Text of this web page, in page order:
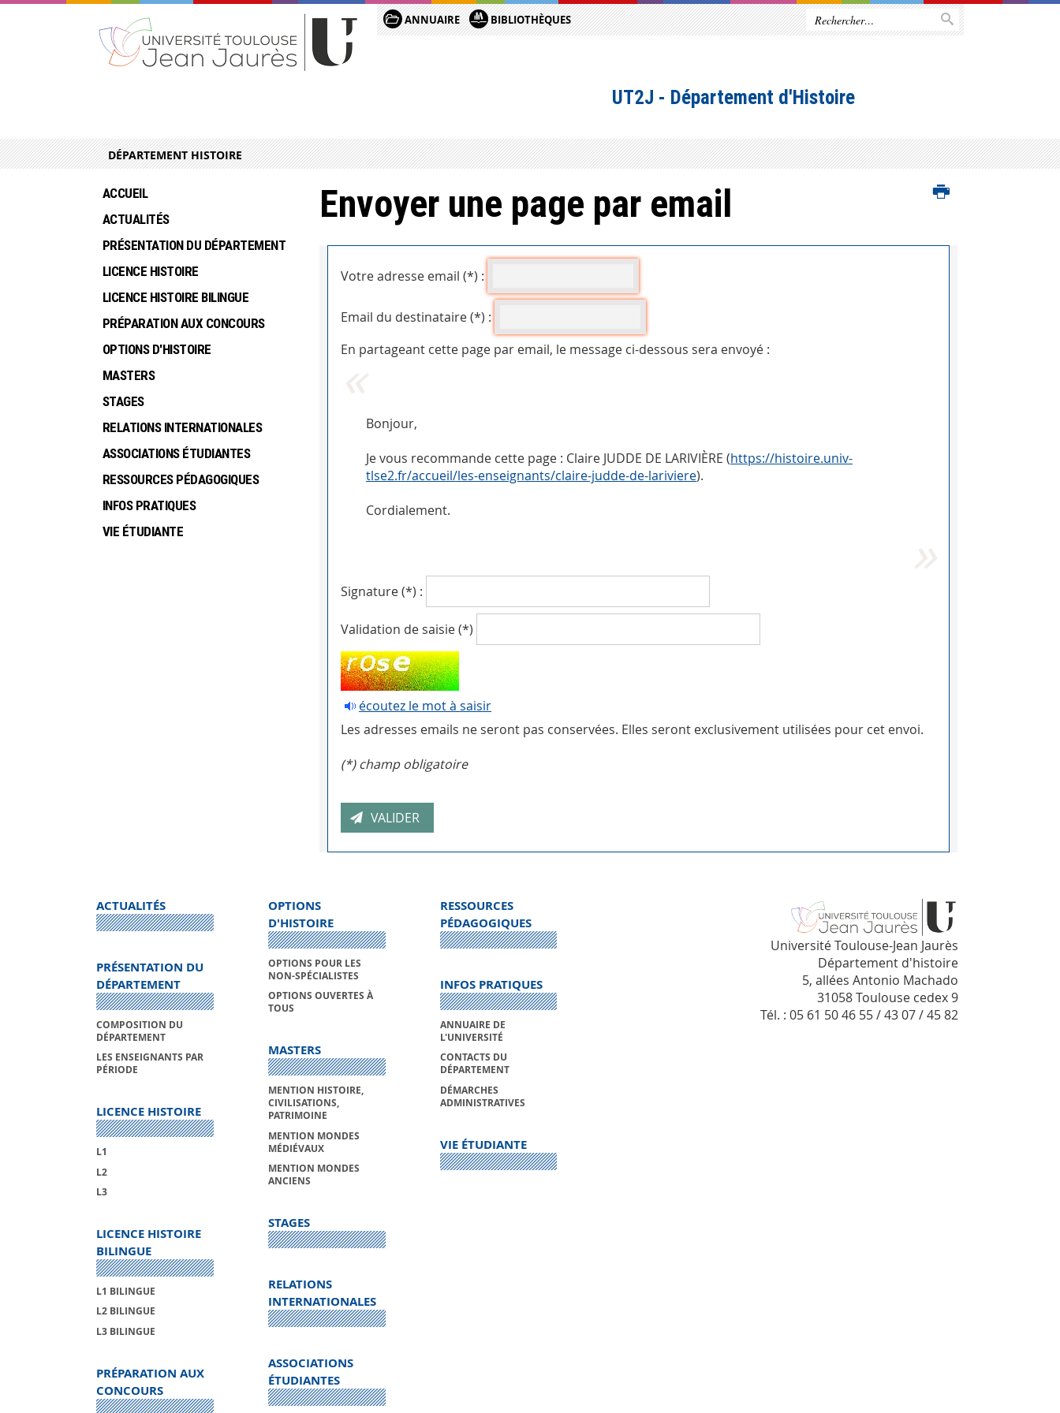
ANNUAIRE BIBLIOTHÈQUES
UT2J - Département d'Histoire
DÉPARTEMENT HISTOIRE
Envoyer une page par email
Votre adresse email (*) :
Email du destinataire (*) :
En partageant cette page par email, le message ci-dessous sera envoyé :
Bonjour,
Je vous recommande cette page : Claire JUDDE DE LARIVIÈRE (https://histoire.univ-
tlse2.fr/accueil/les-enseignants/claire-judde-de-lariviere).
Cordialement.
Signature (*) :
Validation de saisie (*)
écoutez le mot à saisir
Les adresses emails ne seront pas conservées. Elles seront exclusivement utilisées pour cet envoi.
(*) champ obligatoire
ACCUEIL
ACTUALITÉS
PRÉSENTATION DU DÉPARTEMENT
LICENCE HISTOIRE
LICENCE HISTOIRE BILINGUE
PRÉPARATION AUX CONCOURS
OPTIONS D'HISTOIRE
MASTERS
STAGES
RELATIONS INTERNATIONALES
ASSOCIATIONS ÉTUDIANTES
RESSOURCES PÉDAGOGIQUES
INFOS PRATIQUES
VIE ÉTUDIANTE
ACTUALITÉS
PRÉSENTATION DU
DÉPARTEMENT
COMPOSITION DU
DÉPARTEMENT
LES ENSEIGNANTS PAR
PÉRIODE
LICENCE HISTOIRE
L1
L2
L3
LICENCE HISTOIRE
BILINGUE
L1 BILINGUE
L2 BILINGUE
L3 BILINGUE
PRÉPARATION AUX
CONCOURS
OPTIONS
D'HISTOIRE
OPTIONS POUR LES
NON-SPÉCIALISTES
OPTIONS OUVERTES À
TOUS
MASTERS
MENTION HISTOIRE,
CIVILISATIONS,
PATRIMOINE
MENTION MONDES
MÉDIÉVAUX
MENTION MONDES
ANCIENS
STAGES
RELATIONS
INTERNATIONALES
ASSOCIATIONS
ÉTUDIANTES
RESSOURCES
PÉDAGOGIQUES
INFOS PRATIQUES
ANNUAIRE DE
L'UNIVERSITÉ
CONTACTS DU
DÉPARTEMENT
DÉMARCHES
ADMINISTRATIVES
VIE ÉTUDIANTE
Université Toulouse-Jean Jaurès
Département d'histoire
5, allées Antonio Machado
31058 Toulouse cedex 9
Tél. : 05 61 50 46 55 / 43 07 / 45 82